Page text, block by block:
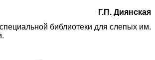
Г.П. Диянская
библиотеки для слепых им.